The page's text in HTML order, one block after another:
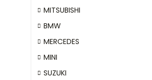
MITSUBISHI
BMW
MERCEDES
MINI
SUZUKI